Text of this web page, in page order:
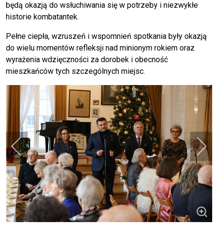
będą okazją do wsłuchiwania się w potrzeby i niezwykłe
historie kombatantek.
Pełne ciepła, wzruszeń i wspomnień spotkania były okazją
do wielu momentów refleksji nad minionym rokiem oraz
wyrażenia wdzięczności za dorobek i obecność
mieszkańców tych szczególnych miejsc.